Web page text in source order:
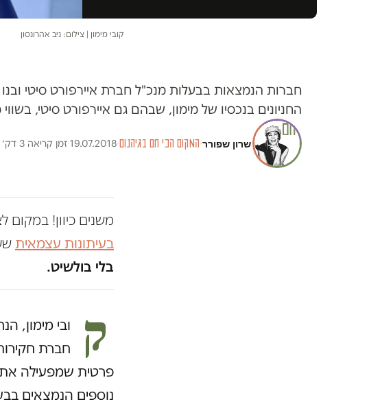
קובי מימון | צילום: ניב אהרונסון
חברות הנמצאות בבעלות מנכ"ל חברת איירפורט סיטי
החניונים בנכסיו של מימון, שבהם גם איירפורט סיטי, בשווי
שרון שפורר·המקום הכי חם בגיהנום·
19.07.2018
·זמן קריאה 3 דק׳
משנים כיוון!
בעיתונות עצמאית
בלי בולשיט.
ק
ובי מימון,
חברת
פרטית שמפעילה את
נוספים הנמצאים